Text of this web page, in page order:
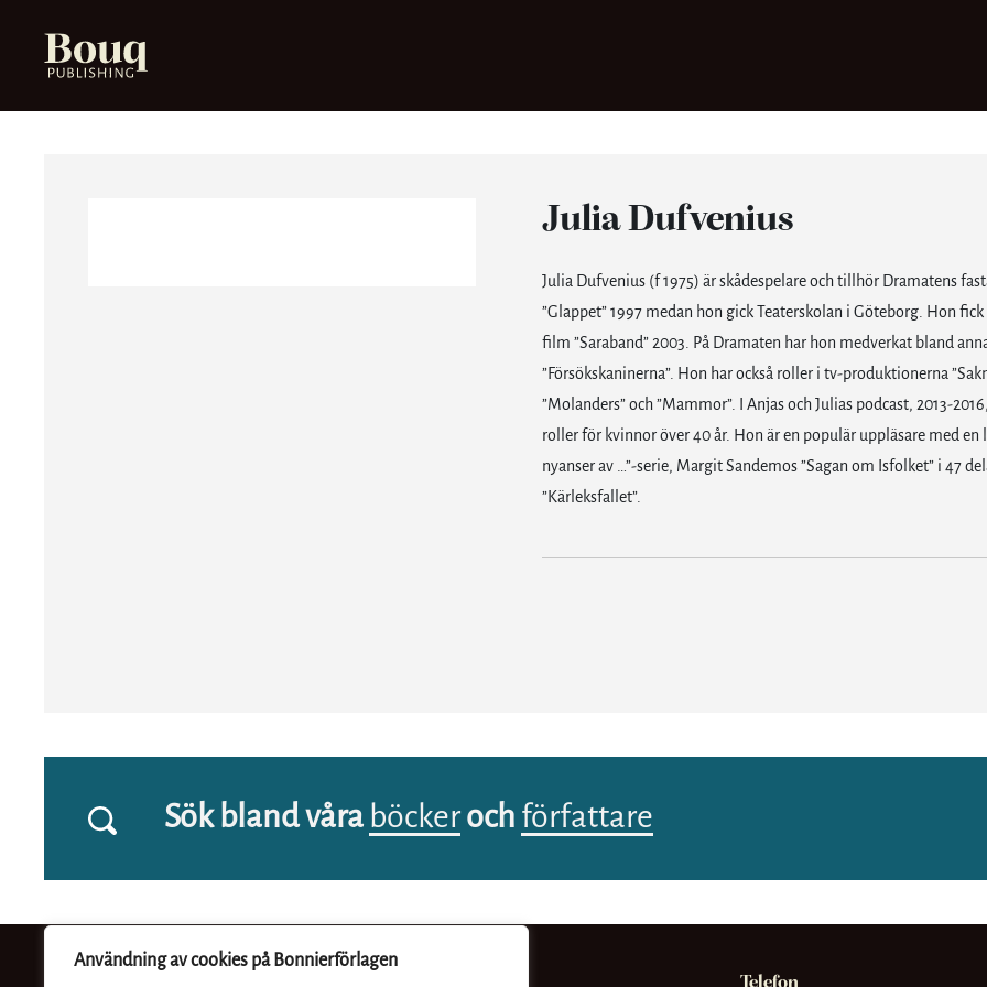
Användning av cookies på Bonnierförlagen
Julia Dufvenius
Julia Dufvenius (f 1975) är skådespelare och tillhör Dramatens
”Glappet” 1997 medan hon gick Teaterskolan i Göteborg. Hon
film ”Saraband” 2003. På Dramaten har hon medverkat bland
”Försökskaninerna”. Hon har också roller i tv-produktionerna
”Molanders” och ”Mammor”. I Anjas och Julias podcast, 2013-
roller för kvinnor över 40 år. Hon är en populär uppläsare med
nyanser av …”-serie, Margit Sandemos ”Sagan om Isfolket” i 47
”Kärleksfallet”.
Sök bland våra böckeroch författare
Telefon